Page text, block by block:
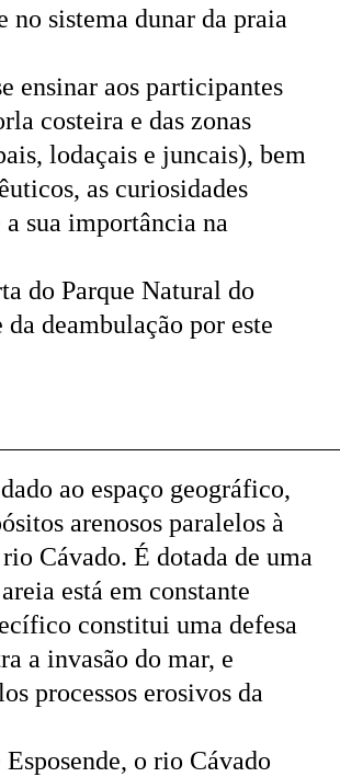
no sistema dunar da praia
ensinar aos participantes
costeira e das zonas
lodaçais e juncais), bem
as curiosidades
sua importância na
do Parque Natural do
deambulação por este
ao espaço geográfico,
arenosos paralelos à
Cávado. É dotada de uma
está em constante
constitui uma defesa
a invasão do mar, e
processos erosivos da
o rio Cávado